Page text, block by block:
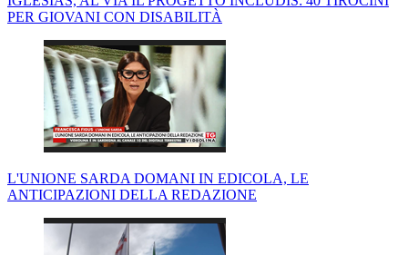
PER GIOVANI CON DISABILITÀ
L'UNIONE SARDA DOMANI IN EDICOLA, LE
ANTICIPAZIONI DELLA REDAZIONE